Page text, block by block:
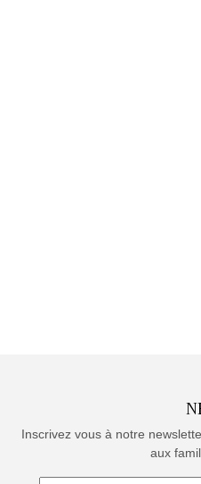
Inscrivez vous à notre
aux